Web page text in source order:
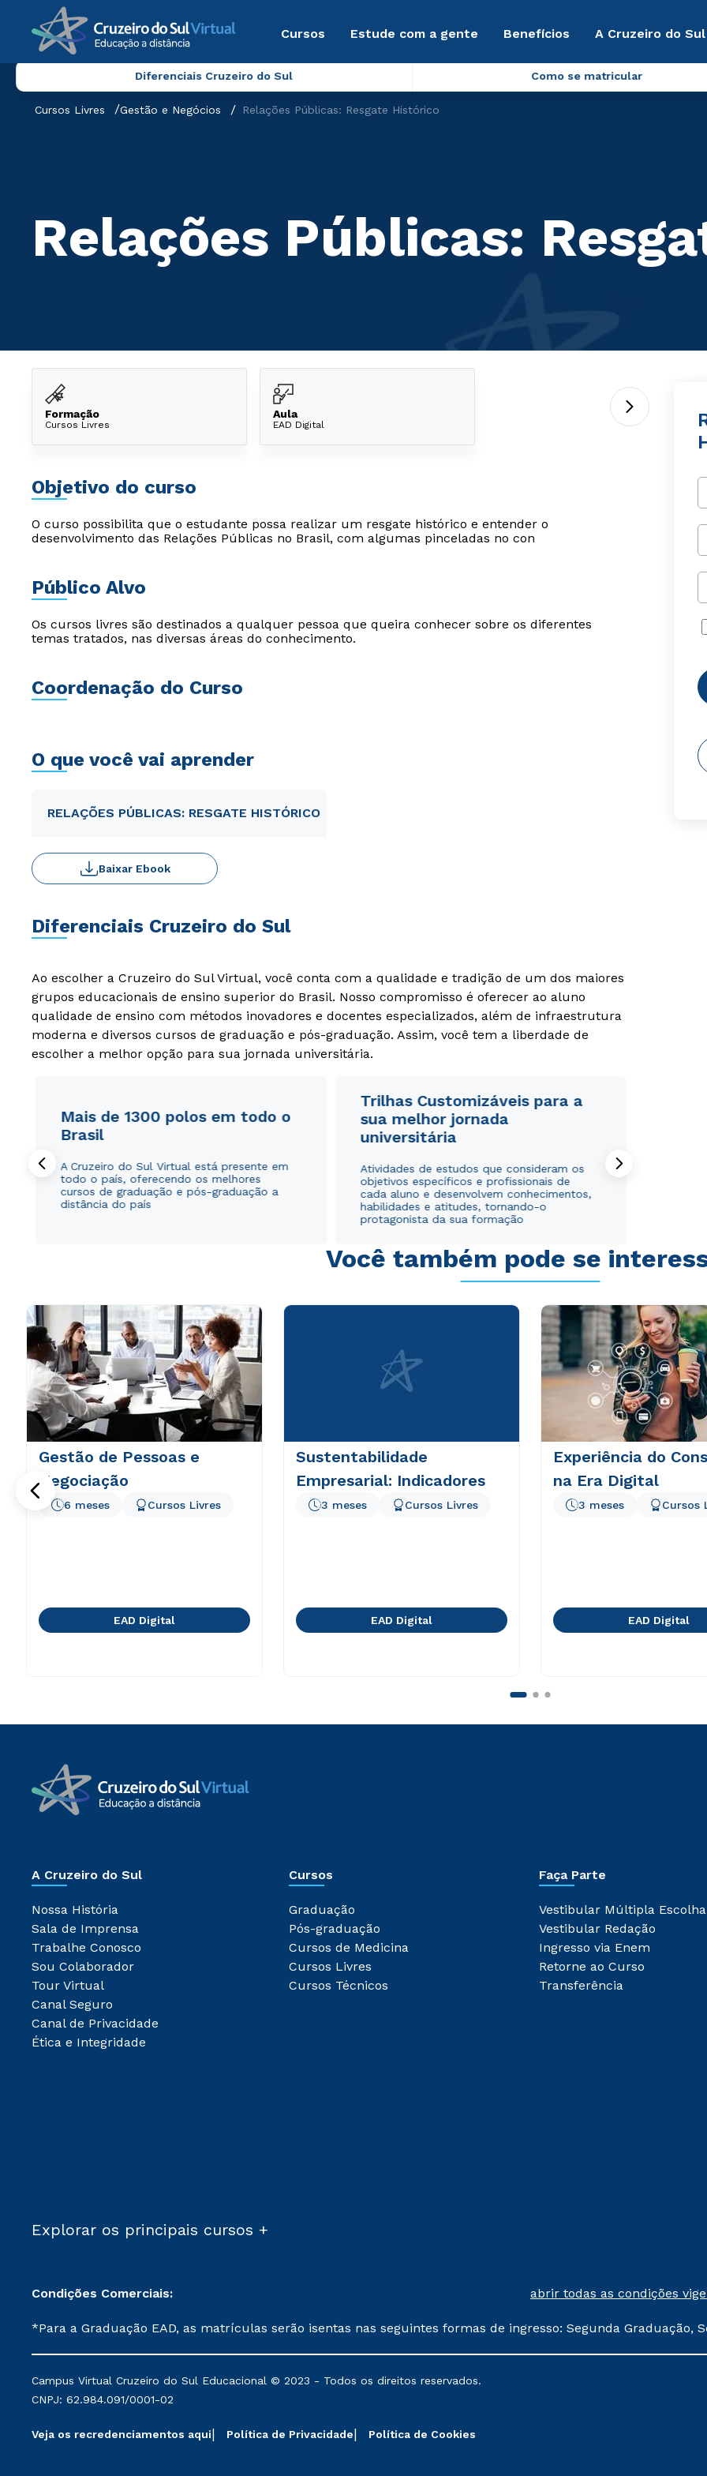
Cursos Estude com a gente Benefícios A Cruzeiro do
Diferenciais Cruzeiro do Sul Como se matricular
Cursos Livres Gestão e Negócios Relações Públicas: Resgate Histórico
Relações Públicas:
Formação
Cursos Livres
Aula
EAD Digital
Objetivo do curso
O curso possibilita que o estudante possa realizar um resgate histórico e entender o
desenvolvimento das Relações Públicas no Brasil, com algumas pinceladas no con
Público Alvo
Os cursos livres são destinados a qualquer pessoa que queira conhecer sobre os diferentes
temas tratados, nas diversas áreas do conhecimento.
Coordenação do Curso
O que você vai aprender
RELAÇÕES PÚBLICAS: RESGATE HISTÓRICO
Baixar Ebook
Diferenciais Cruzeiro do Sul
Ao escolher a Cruzeiro do Sul Virtual, você conta com a qualidade e tradição de um dos maiores
grupos educacionais de ensino superior do Brasil. Nosso compromisso é oferecer ao aluno
qualidade de ensino com métodos inovadores e docentes especializados, além de infraestrutura
moderna e diversos cursos de graduação e pós-graduação. Assim, você tem a liberdade de
escolher a melhor opção para sua jornada universitária.
Mais de 1300 polos em todo o
Brasil
A Cruzeiro do Sul Virtual está presente em
todo o país, oferecendo os melhores
cursos de graduação e pós-graduação a
distância do país
Trilhas Customizáveis para a
sua melhor jornada
universitária
Atividades de estudos que consideram os
objetivos específicos e profissionais de
cada aluno e desenvolvem conhecimentos,
habilidades e atitudes, tornando-o
protagonista da sua formação
Você também pode se
Gestão de Pessoas e
Negociação
6 meses Cursos Livres
EAD Digital
Sustentabilidade
Empresarial: Indicadores
3 meses Cursos Livres
EAD Digital
Experiência do
na Era Digital
3 meses Cursos
EAD Digital
A Cruzeiro do Sul
Nossa História
Sala de Imprensa
Trabalhe Conosco
Sou Colaborador
Tour Virtual
Canal Seguro
Canal de Privacidade
Ética e Integridade
Cursos
Graduação
Pós-graduação
Cursos de Medicina
Cursos Livres
Cursos Técnicos
Faça Parte
Vestibular Múltipla Escolha
Vestibular Redação
Ingresso via Enem
Retorne ao Curso
Transferência
Explorar os principais cursos +
Condições Comerciais: abrir todas as condições
*Para a Graduação EAD, as matrículas serão isentas nas seguintes formas de ingresso: Segunda Graduação,
mantidos conforme negociação. Descontos institucionais poderão sofrer alterações nos períodos de
serviços.
Campus Virtual Cruzeiro do Sul Educacional © 2023 - Todos os direitos reservados.
CNPJ: 62.984.091/0001-02
Veja os recredenciamentos aqui Política de Privacidade Política de Cookies
WhatsApp
ou
Política de Privacidade.e
autorizo que meus dados sejam utilizados para o
envio de conteúdos da Cruzeiro do Sul.
WhatsApp
ou
Política de Privacidade.e
autorizo que meus dados sejam utilizados para o
envio de conteúdos da Cruzeiro do Sul.